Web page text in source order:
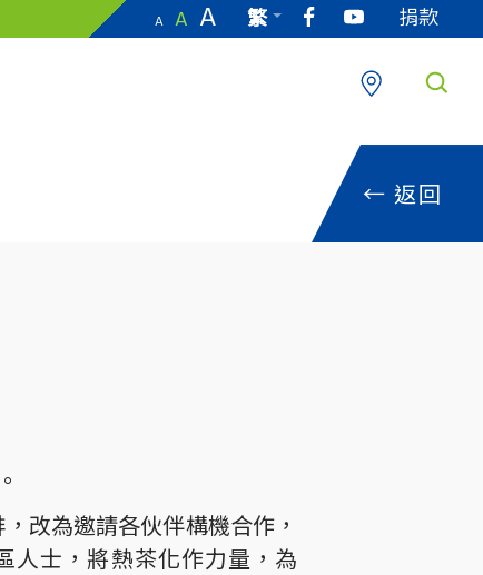
A A A
繁
捐款
← 返回
改為邀請各伙伴構機合作，
人士，將熱茶化作力量，為